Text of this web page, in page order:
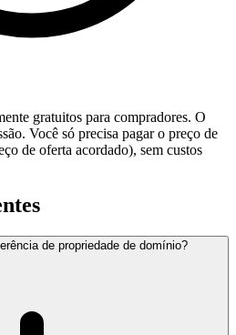
gratuitos para compradores. O
Você só precisa pagar o preço de
de oferta acordado), sem custos
de propriedade de domínio?